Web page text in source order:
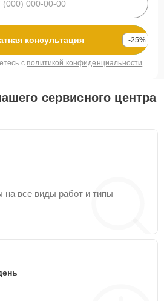
консультация -25%
с политикой конфиденциальности
сервисного центра
на все виды работ и типы